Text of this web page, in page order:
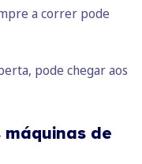
a correr pode
pode chegar aos
de